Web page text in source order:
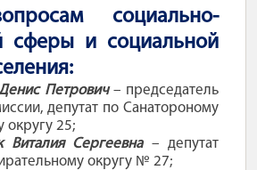
социально-
сферы и социальной
Петрович– председатель
депутат по Санатороному
округу 25;
Виталия Сергеевна– депутат
округу № 27;